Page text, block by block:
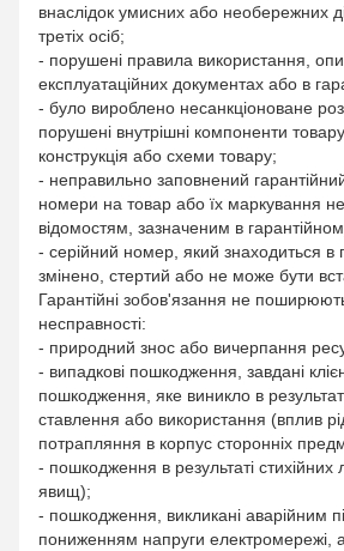
внаслідок умисних або необережних
третіх осіб;
- порушені правила використання,
експлуатаційних документах або в
- було вироблено несанкціоноване
порушені внутрішні компоненти
конструкція або схеми товару;
- неправильно заповнений
номери на товар або їх маркування не
відомостям, зазначеним в
- серійний номер, який знаходиться в
змінено, стертий або не може бути
Гарантійні зобов'язання не
несправності:
- природний знос або вичерпання
- випадкові пошкодження, завдані
пошкодження, яке виникло в
ставлення або використання (вплив
потрапляння в корпус сторонніх
- пошкодження в результаті
явищ);
- пошкодження, викликані аварійним
пониженням напруги електромережі,